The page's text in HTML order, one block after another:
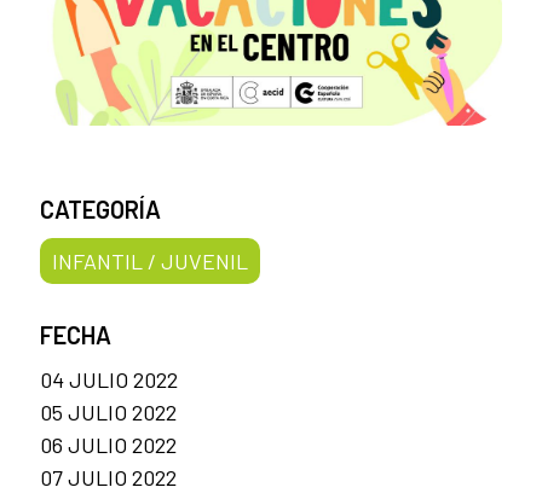
CATEGORÍA
INFANTIL / JUVENIL
FECHA
04 JULIO 2022
05 JULIO 2022
06 JULIO 2022
07 JULIO 2022